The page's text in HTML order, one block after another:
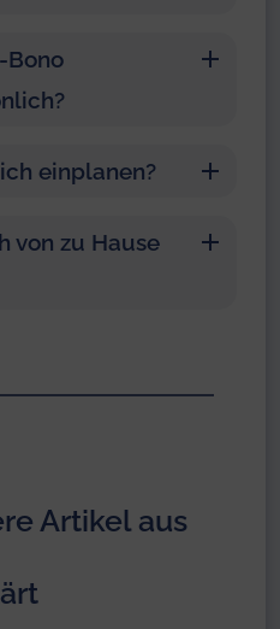
Bono
einplanen?
von zu Hause
Artikel aus